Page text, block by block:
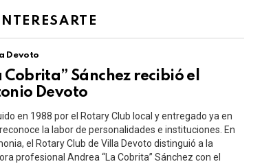
Devoto
Sánchez recibió el
Devoto
en 1988 por el Rotary Club local y entregado ya en
la labor de personalidades e instituciones. En
el Rotary Club de Villa Devoto distinguió a la
profesional Andrea “La Cobrita” Sánchez con el